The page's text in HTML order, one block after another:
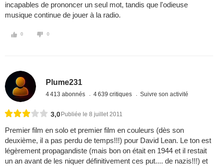
incapables de prononcer un seul mot, tandis que l'odieuse
musique continue de jouer à la radio.
0 0
Plume231
4 413 abonnés 4 639 critiques Suivre son activité
3,0 Publiée le 8 juillet 2011
Premier film en solo et premier film en couleurs (dès son
deuxième, il a pas perdu de temps!!!) pour David Lean. Le ton est
légèrement propagandiste (mais bon on était en 1944 et il restait
un an avant de les niquer définitivement ces put.... de nazis!!!) et